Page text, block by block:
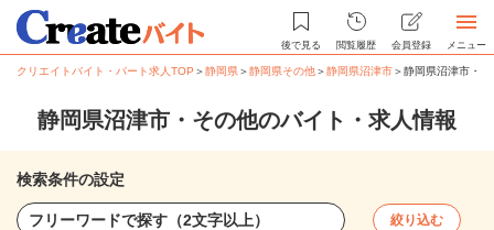
後で見る 閲覧履歴 会員登録 メニュー
クリエイトバイト・パート求人TOP ＞静岡県＞静岡県その他＞静岡県沼津市＞静岡県沼津市・
静岡県沼津市・その他のバイト・求人情報
検索条件の設定
絞り込む